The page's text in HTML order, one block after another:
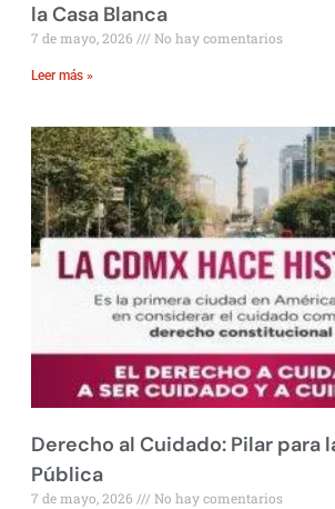
la Casa Blanca
7 de mayo, 2026 No hay comentarios
Leer más »
Derecho al Cuidado: Pilar para
Pública
7 de mayo, 2026 No hay comentarios